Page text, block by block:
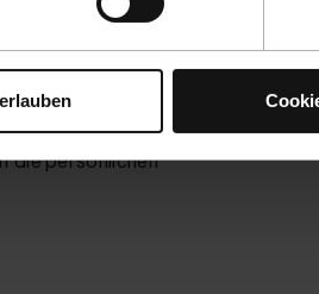
eine individuelle
die persönlichen
*